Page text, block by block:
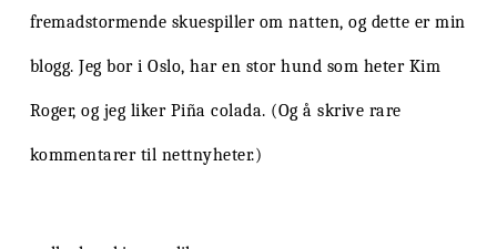
fremadstormende skuespiller om natten, og dette er min
blogg. Jeg bor i Oslo, har en stor hund som heter Kim
Roger, og jeg liker Piña colada. (Og å skrive rare
kommentarer til nettnyheter.)